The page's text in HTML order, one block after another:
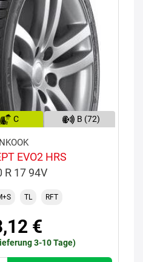
C B (72)
EVO2 HRS
R 17 94V
TL RFT
€
3-10 Tage)